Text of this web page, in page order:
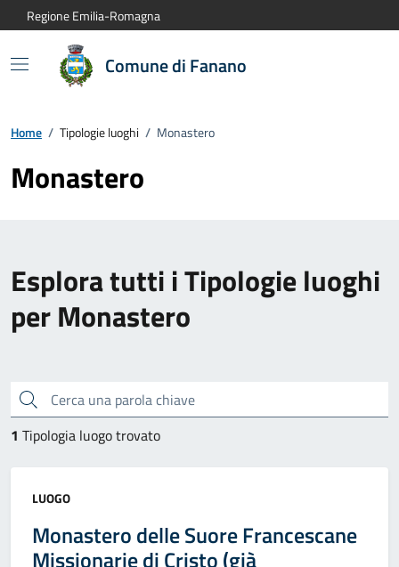
Vai al contenuto principale
Vai alla navigazione del sito
Vai al piede di pagina
Regione Emilia-Romagna
Comune di Fanano
Home / Tipologie luoghi / Monastero
Monastero
Esplora tutti i Tipologie luoghi
per Monastero
Cerca una parola chiave
1 Tipologia luogo trovato
Categoria:
LUOGO
Monastero delle Suore Francescane
Missionarie di Cristo (già